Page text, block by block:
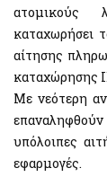
e-Individual
Real Estate
APAA Zone
Real Estate
Calculation
Public Welfare
Businesses
Out of Court
Energy
Real
Protection of
ατομικούς
καταχωρήσει
αίτησης
καταχώρησης
Με νεότερη
υπόλοιπες
εφαρμογές.